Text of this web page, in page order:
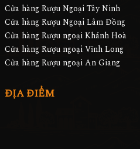
Cửa hàng Rượu Ngoại Tây Ninh
Cửa hàng Rượu Ngoại Lâm Đồng
Cửa hàng Rượu ngoại Khánh Hoà
Cửa hàng Rượu ngoại Vĩnh Long
Cửa hàng Rượu ngoại An Giang
ĐỊA ĐIỂM